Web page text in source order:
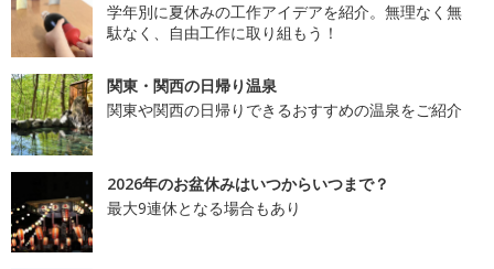
学年別に夏休みの工作アイデアを紹介。無理なく無
駄なく、自由工作に取り組もう！
関東・関西の日帰り温泉
関東や関西の日帰りできるおすすめの温泉をご紹介
2026年のお盆休みはいつからいつまで？
最大9連休となる場合もあり